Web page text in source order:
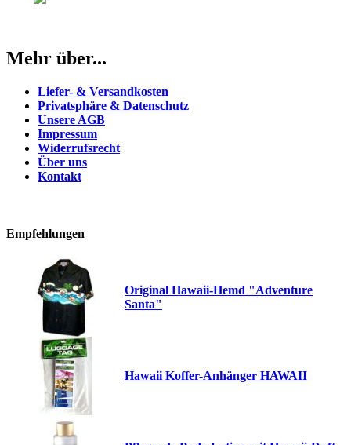
Mehr über...
Liefer- & Versandkosten
Privatsphäre & Datenschutz
Unsere AGB
Impressum
Widerrufsrecht
Über uns
Kontakt
Empfehlungen
Original Hawaii-Hemd "Adventure
Santa"
Hawaii Koffer-Anhänger HAWAII